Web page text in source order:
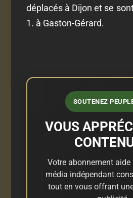
déplacés à Dijon et se
1. à Gaston-Gérard.
SOUTENEZ
VOUS
Votre abonnement aide
média indépendant
tout en vous offrant